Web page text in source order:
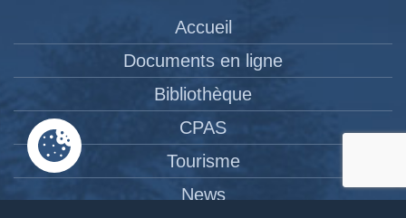
Accueil
Documents en ligne
Bibliothèque
CPAS
Tourisme
News